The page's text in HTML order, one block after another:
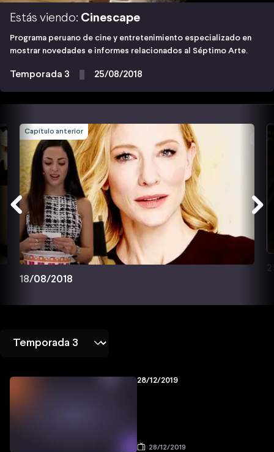
Estás viendo: Cinescape
Programa peruano de cine y entretenimiento especializado en
mostrar novedades e informes relacionados al Séptimo Arte.
Temporada 3 25/08/2018
Capítulo anterior
18/08/2018
28/12/2019
28/12/2019